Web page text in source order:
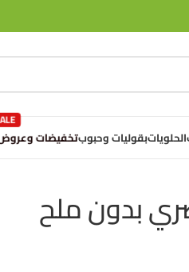
الحلوياتبقوليات وحبوبتخفيضات
بدون ملح